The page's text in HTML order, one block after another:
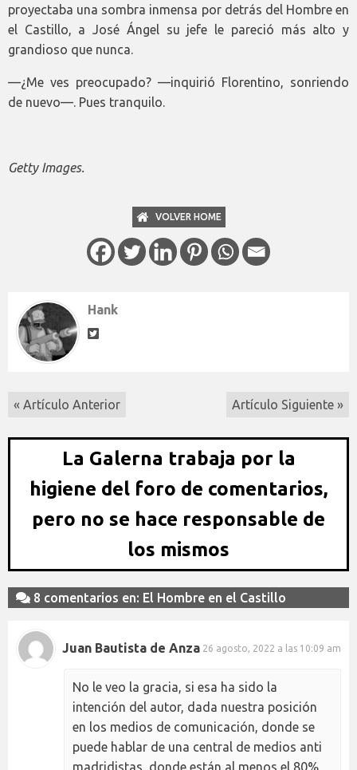
proyectaba una sombra inmensa por detrás del Hombre en
el Castillo, a José Ángel su jefe le pareció más alto y
grandioso que nunca.
—¿Me ves preocupado? —inquirió Florentino, sonriendo
de nuevo—. Pues tranquilo.
Getty Images.
VOLVER HOME
Hank
« Artículo Anterior Artículo Siguiente »
La Galerna trabaja por la
higiene del foro de comentarios,
pero no se hace responsable de
los mismos
8 comentarios en: El Hombre en el Castillo
Juan Bautista de Anza 26 agosto, 2022 a las 10:09 am
No le veo la gracia, si esa ha sido la
intención del autor, dada nuestra posición
en los medios de comunicación, donde se
puede hablar de una central de medios anti
madridistas, donde están al menos el 80%